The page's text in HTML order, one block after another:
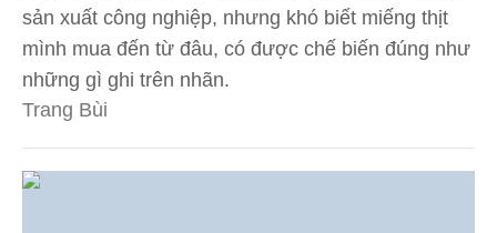
sản xuất công nghiệp, nhưng khó biết miếng thịt
mình mua đến từ đâu, có được chế biến đúng như
những gì ghi trên nhãn.
Trang Bùi